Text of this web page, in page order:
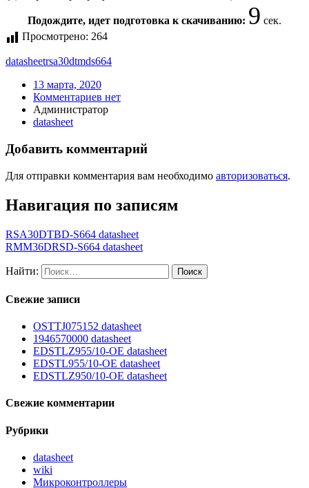
Подождите, идет подготовка к скачиванию: 9 сек.
Просмотрено: 264
datasheetrsa30dtmds664
13 марта, 2020
Комментариев нет
Администратор
datasheet
Добавить комментарий
Для отправки комментария вам необходимо авторизоваться.
Навигация по записям
RSA30DTBD-S664 datasheet
RMM36DRSD-S664 datasheet
Найти:
Свежие записи
OSTTJ075152 datasheet
1946570000 datasheet
EDSTLZ955/10-OE datasheet
EDSTL955/10-OE datasheet
EDSTLZ950/10-OE datasheet
Свежие комментарии
Рубрики
datasheet
wiki
Микроконтроллеры